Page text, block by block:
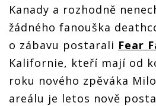
Kanady a rozhodně
žádného fanouška
o zábavu postarali Fear
Kalifornie, kteří mají od
roku nového zpěváka
areálu je letos nově